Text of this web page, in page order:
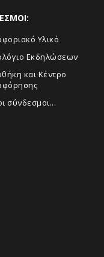
Υλικό
Εκδηλώσεων
και Κέντρο
σύνδεσμοι...